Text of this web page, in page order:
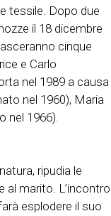
tessile. Dopo due
il 18 dicembre
cinque
e Carlo
nel 1989 a causa
nel 1960), Maria
nel 1966).
ripudia le
al marito. L’incontro
esplodere il suo